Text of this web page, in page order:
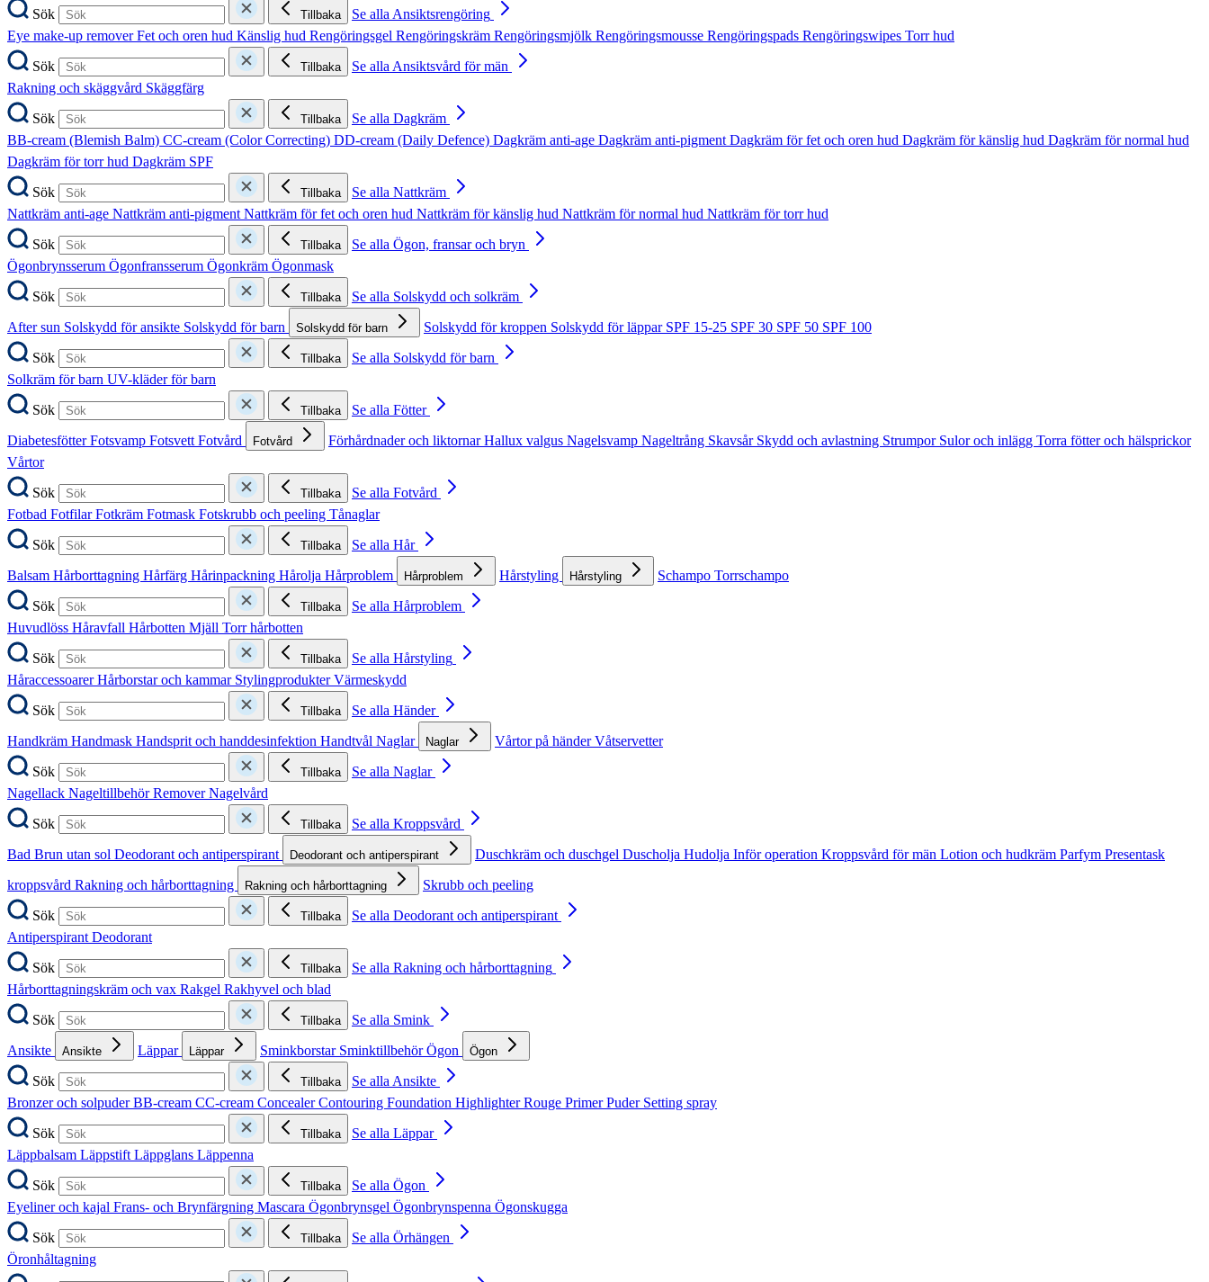
Sök
Tillbaka
Se alla Ansiktsrengöring
Eye make-up removerFet och oren hud Känslig hud Rengöringsgel Rengöringskräm Rengöringsmjölk Rengöringsmousse Rengöringspads Rengöringswipes Torr hud
Sök
Tillbaka
Se alla Ansiktsvård för män
Rakning och skäggvård Skäggfärg
Sök
Tillbaka
Se alla Dagkräm
BB-cream (Blemish Balm) CC-cream (Color Correcting) DD-cream (Daily Defence) Dagkräm anti-age Dagkräm anti-pigment Dagkräm för fet och oren hud Dagkräm för känslig hud Dagkräm för normal hud
Dagkräm för torr hud Dagkräm SPF
Sök
Tillbaka
Se alla Nattkräm
Nattkräm anti-age Nattkräm anti-pigment Nattkräm för fet och oren hud Nattkräm för känslig hud Nattkräm för normal hud Nattkräm för torr hud
Sök
Tillbaka
Se alla Ögon, fransar och bryn
Ögonbrynsserum Ögonfransserum Ögonkräm Ögonmask
Sök
Tillbaka
Se alla Solskydd och solkräm
After sun Solskydd för ansikte Solskydd för barn Solskydd för barn Solskydd för kroppen Solskydd för läppar SPF 15-25 SPF 30 SPF 50 SPF 100
Sök
Tillbaka
Se alla Solskydd för barn
Solkräm för barn UV-kläder för barn
Sök
Tillbaka
Se alla Fötter
DiabetesfötterFotsvamp Fotsvett Fotvård Fotvård Förhårdnader och liktornarHallux valgus Nagelsvamp Nageltrång Skavsår Skydd och avlastning Strumpor Sulor och inlägg Torra fötter och hälsprickor
Vårtor
Sök
Tillbaka
Se alla Fotvård
Fotbad FotfilarFotkräm Fotmask Fotskrubb och peeling Tånaglar
Sök
Tillbaka
Se alla Hår
Balsam Hårborttagning Hårfärg Hårinpackning Hårolja Hårproblem Hårproblem Hårstyling Hårstyling Schampo Torrschampo
Sök
Tillbaka
Se alla Hårproblem
Huvudlöss Håravfall Hårbotten Mjäll Torr hårbotten
Sök
Tillbaka
Se alla Hårstyling
HåraccessoarerHårborstar och kammar StylingprodukterVärmeskydd
Sök
Tillbaka
Se alla Händer
Handkräm Handmask Handsprit och handdesinfektion Handtvål Naglar Naglar Vårtor på händerVåtservetter
Sök
Tillbaka
Se alla Naglar
Nagellack NageltillbehörRemoverNagelvård
Sök
Tillbaka
Se alla Kroppsvård
Bad Brun utan sol Deodorant och antiperspirant Deodorant och antiperspirant Duschkräm och duschgel Duscholja Hudolja Inför operation Kroppsvård för män Lotion och hudkräm Parfym Presentask
kroppsvård Rakning och hårborttagning Rakning och hårborttagning
Skrubb och peeling
Sök
Tillbaka
Se alla Deodorant och antiperspirant
Antiperspirant Deodorant
Sök
Tillbaka
Se alla Rakning och hårborttagning
Hårborttagningskräm och vax Rakgel Rakhyvel och blad
Sök
Tillbaka
Se alla Smink
Ansikte
Ansikte Läppar Läppar Sminkborstar SminktillbehörÖgon Ögon
Sök Tillbaka
Se alla Ansikte
Bronzer och solpuderBB-cream CC-cream ConcealerContouring Foundation HighlighterRouge PrimerPuder Setting spray
Sök
Tillbaka
Se alla Läppar
Läppbalsam Läppstift Läppglans Läppenna
Sök
Tillbaka
Se alla Ögon
Eyeliner och kajal Frans- och Brynfärgning Mascara Ögonbrynsgel Ögonbrynspenna Ögonskugga
Sök
Tillbaka
Se alla Örhängen
Öronhåltagning